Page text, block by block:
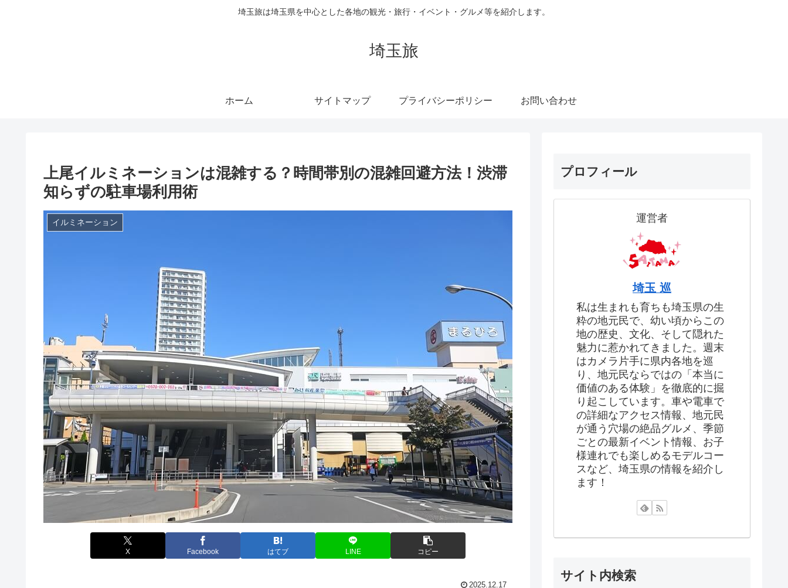
埼玉旅は埼玉県を中心とした各地の観光・旅行・イベント・グルメ等を紹介します。
埼玉旅
ホーム サイトマップ プライバシーポリシー お問い合わせ
上尾イルミネーションは混雑する？時間帯別の混雑回避方法！渋滞
知らずの駐車場利用術
イルミネーション
X Facebook はてブ LINE コピー
2025.12.17
プロフィール
運営者
埼玉 巡
私は生まれも育ちも埼玉県の生
粋の地元民で、幼い頃からこの
地の歴史、文化、そして隠れた
魅力に惹かれてきました。週末
はカメラ片手に県内各地を巡
り、地元民ならではの「本当に
価値のある体験」を徹底的に掘
り起こしています。車や電車で
の詳細なアクセス情報、地元民
が通う穴場の絶品グルメ、季節
ごとの最新イベント情報、お子
様連れでも楽しめるモデルコー
スなど、埼玉県の情報を紹介し
ます！
サイト内検索